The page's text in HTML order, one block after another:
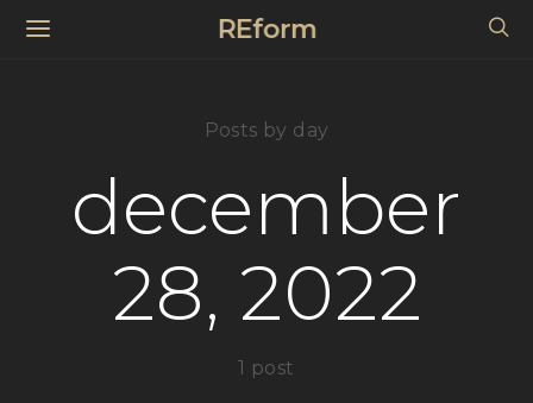
REform
Posts by day
december
28, 2022
1 post